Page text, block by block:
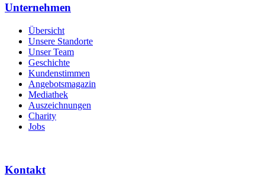
Unternehmen
Übersicht
Unsere Standorte
Unser Team
Geschichte
Kundenstimmen
Angebotsmagazin
Mediathek
Auszeichnungen
Charity
Jobs
Kontakt